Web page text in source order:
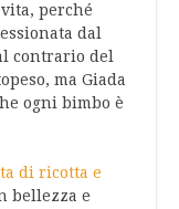
perché
dal
contrario del
ma Giada
ogni bimbo è
di ricotta e
bellezza e